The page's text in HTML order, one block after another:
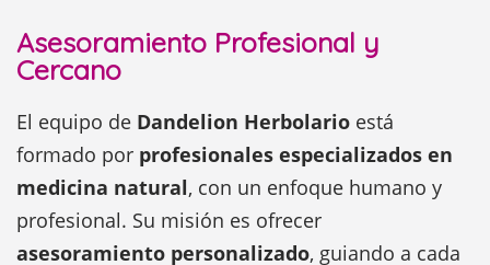
Asesoramiento Profesional y
Cercano
El equipo de Dandelion Herbolario está
formado por profesionales especializados en
medicina natural, con un enfoque humano y
profesional. Su misión es ofrecer
asesoramiento personalizado, guiando a cada